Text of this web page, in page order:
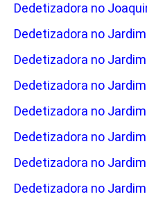
Dedetizadora no
Dedetizadora no
Dedetizadora no
Dedetizadora no
Dedetizadora no
Dedetizadora no
Dedetizadora no
Dedetizadora no